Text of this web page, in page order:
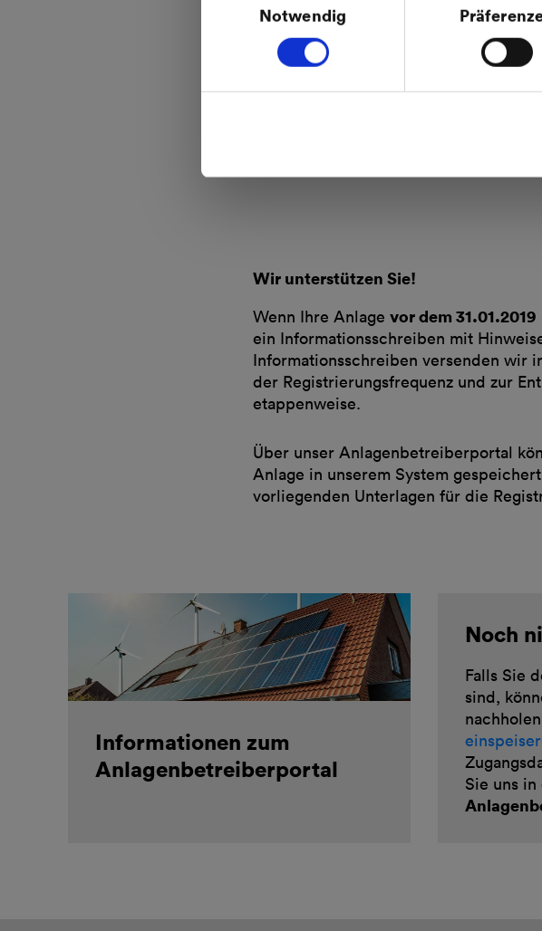
Europäischen Gerichtshofes vom
Weitere Informationen finden Sie in
Notwendigerfolgt sein.
Wenn Sie eine Anlage
wird oder gegangen ist,
Inbetriebnahme der Anlage
Wir unterstützen Sie!
Wenn Ihre Anlage vor dem 31.01.2019
ein Informationsschreiben mit
Informationsschreiben versenden wir
der Registrierungsfrequenz und zur
etappenweise.
Über unser Anlagenbetreiberportal
Anlage in unserem System
vorliegenden Unterlagen für die
Informationen zum
Anlagenbetreiberportal
Noch
Falls Sie
sind,
Sie uns